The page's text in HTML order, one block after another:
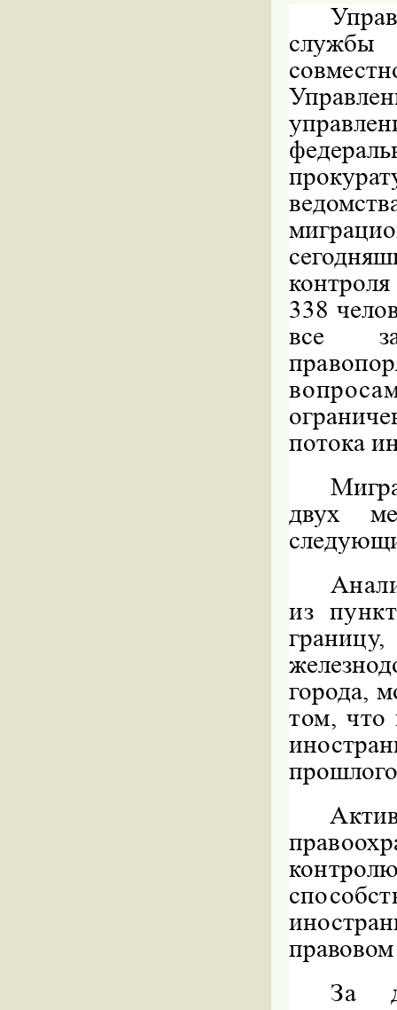
338
все
потока
двух
из
города,
том, что
За